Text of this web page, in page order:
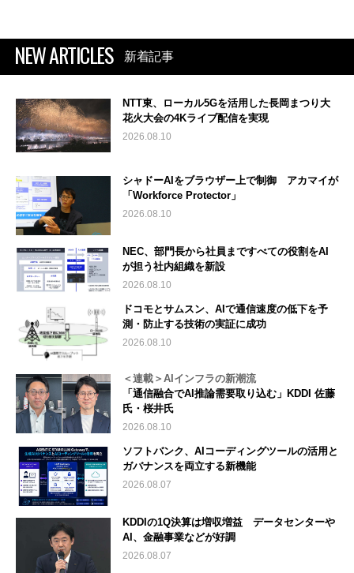
NEW ARTICLES 新着記事
NTT東、ローカル5Gを活用した長岡まつり大
花火大会の4Kライブ配信を実現
2026.08.10
シャドーAIをブラウザー上で制御 アカマイが
「Workforce Protector」
2026.08.10
NEC、部門長から社員まですべての役割をAI
が担う社内組織を新設
2026.08.10
ドコモとサムスン、AIで通信速度の低下を予
測・防止する技術の実証に成功
2026.08.10
＜連載＞AIインフラの新潮流
「通信融合でAI推論需要取り込む」KDDI 佐藤
氏・桜井氏
2026.08.10
ソフトバンク、AIコーディングツールの活用と
ガバナンスを両立する新機能
2026.08.07
KDDIの1Q決算は増収増益 データセンターや
AI、金融事業などが好調
2026.08.07